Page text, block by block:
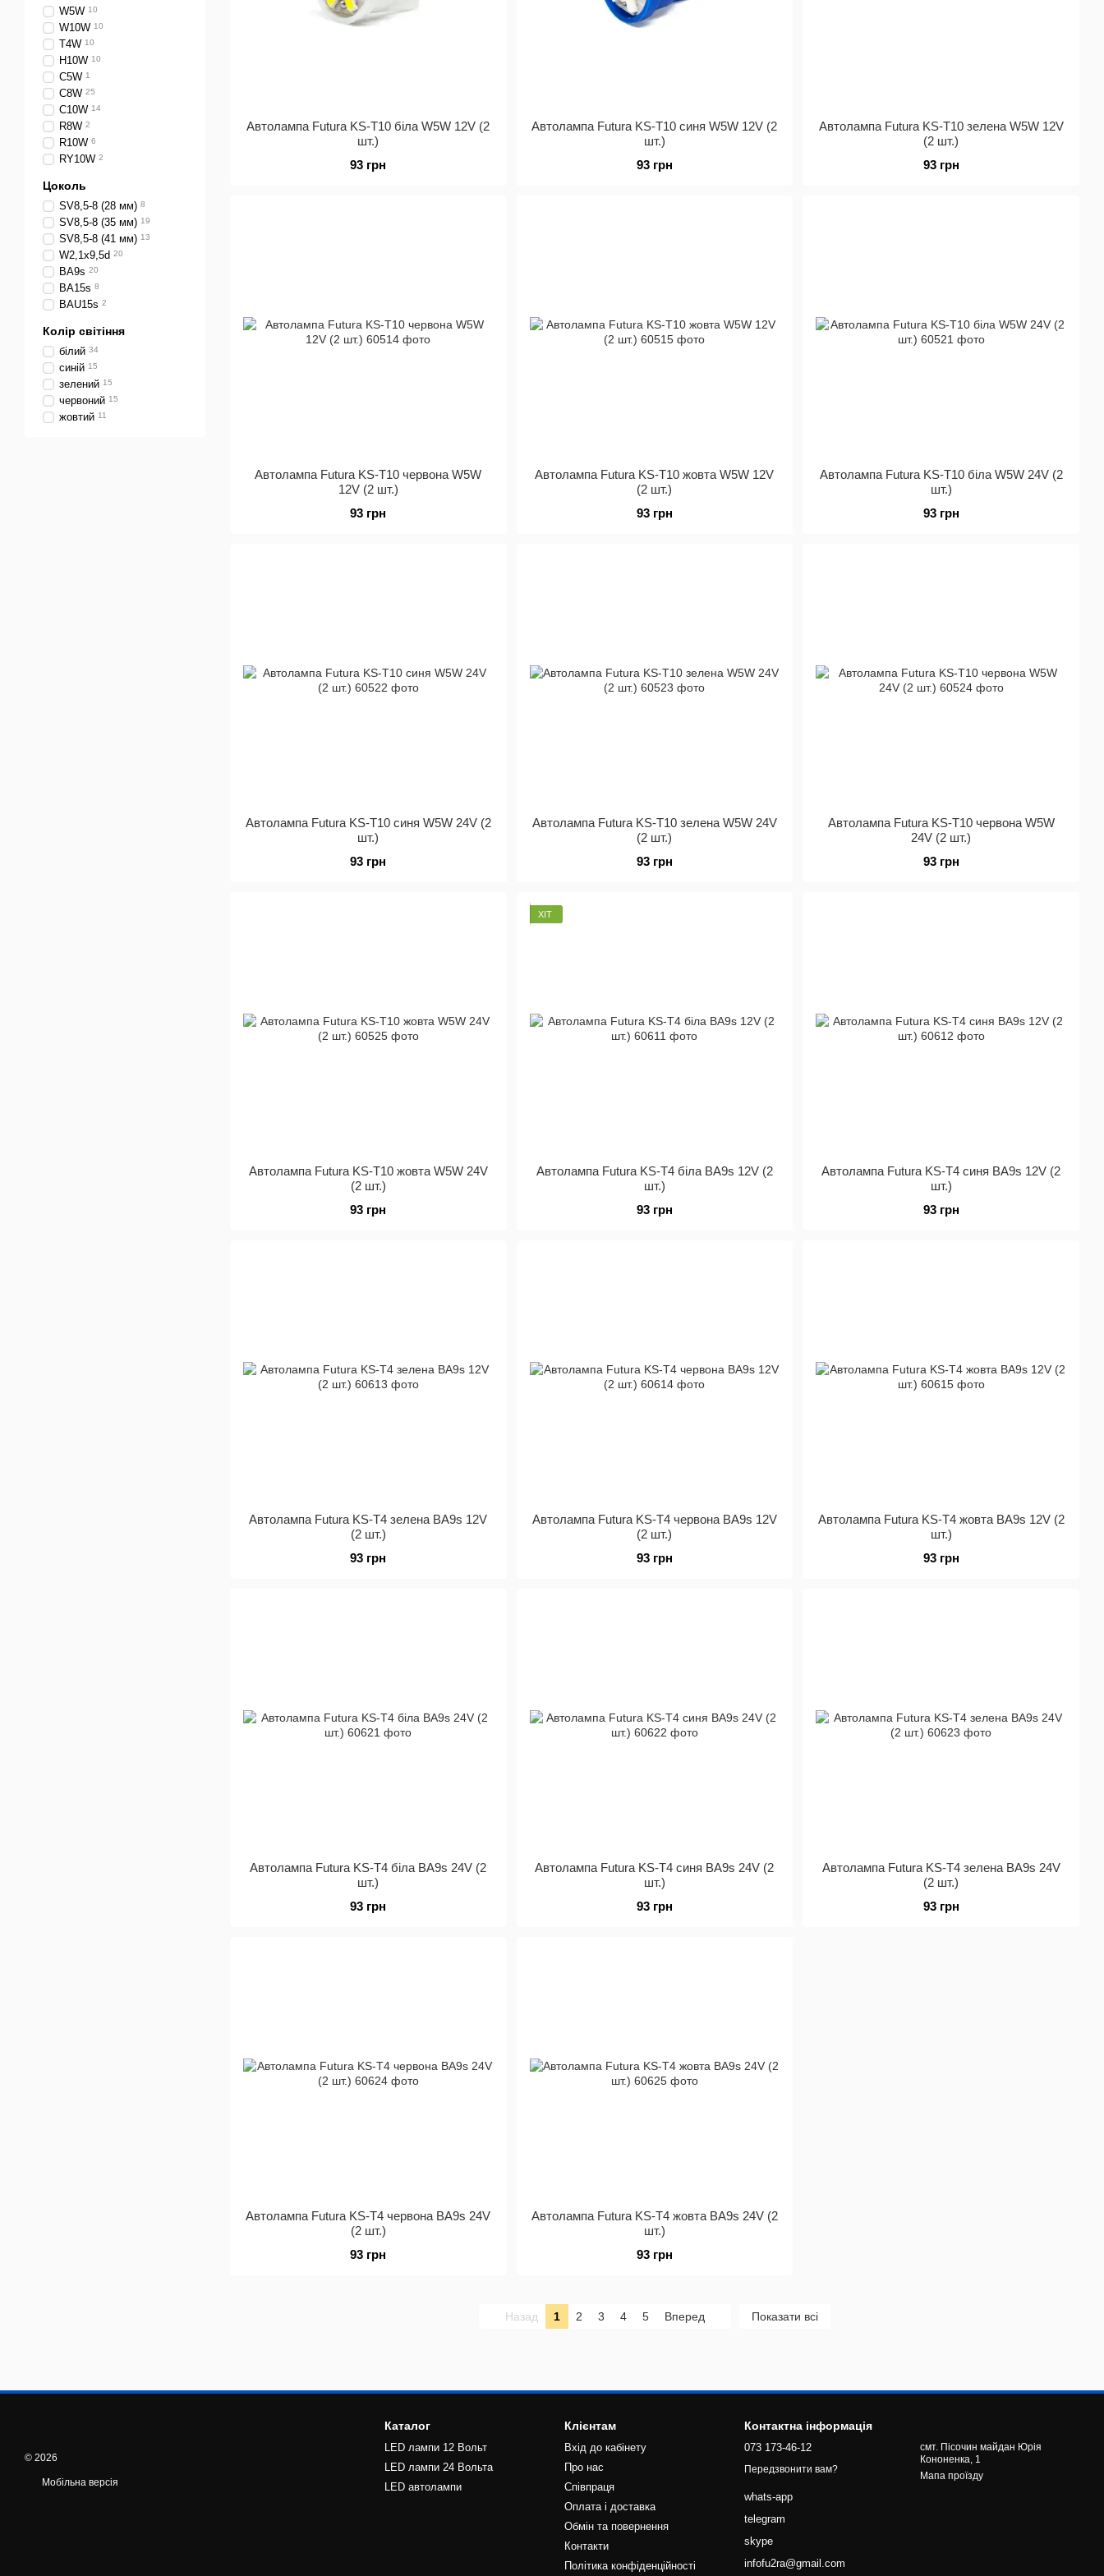
Автолампа Futura KS-Т10 біла W5W 12V (2
шт.)
93 грн
Автолампа Futura KS-Т10 синя W5W 12V (2
шт.)
93 грн
Автолампа Futura KS-Т10 зелена W5W 12V
(2 шт.)
93 грн
Автолампа Futura KS-Т10 червона W5W
12V (2 шт.)
93 грн
Автолампа Futura KS-Т10 жовта W5W 12V
(2 шт.)
93 грн
Автолампа Futura KS-Т10 біла W5W 24V (2
шт.)
93 грн
Автолампа Futura KS-Т10 синя W5W 24V (2
шт.)
93 грн
Автолампа Futura KS-Т10 зелена W5W 24V
(2 шт.)
93 грн
Автолампа Futura KS-Т10 червона W5W
24V (2 шт.)
93 грн
Автолампа Futura KS-Т10 жовта W5W 24V
(2 шт.)
93 грн
ХІТ
Автолампа Futura KS-Т4 біла BA9s 12V (2
шт.)
93 грн
Автолампа Futura KS-Т4 синя BA9s 12V (2
шт.)
93 грн
Автолампа Futura KS-Т4 зелена BA9s 12V
(2 шт.)
93 грн
Автолампа Futura KS-Т4 червона BA9s 12V
(2 шт.)
93 грн
Автолампа Futura KS-Т4 жовта BA9s 12V (2
шт.)
93 грн
Автолампа Futura KS-Т4 біла BA9s 24V (2
шт.)
93 грн
Автолампа Futura KS-Т4 синя BA9s 24V (2
шт.)
93 грн
Автолампа Futura KS-Т4 зелена BA9s 24V
(2 шт.)
93 грн
Автолампа Futura KS-Т4 червона BA9s 24V
(2 шт.)
93 грн
Автолампа Futura KS-Т4 жовта BA9s 24V (2
шт.)
93 грн
Назад 1 2 3 4 5 Вперед Показати всі
W5W 10
W10W 10
T4W 10
H10W 10
C5W 1
C8W 25
C10W 14
R8W 2
R10W 6
RY10W 2
Цоколь
SV8,5-8 (28 мм) 8
SV8,5-8 (35 мм) 19
SV8,5-8 (41 мм) 13
W2,1x9,5d 20
BA9s 20
BA15s 8
BAU15s 2
Колір світіння
білий 34
синій 15
зелений 15
червоний 15
жовтий 11
© 2026
Мобільна версія
Каталог
LED лампи 12 Вольт
LED лампи 24 Вольта
LED автолампи
Клієнтам
Вхід до кабінету
Про нас
Співпраця
Оплата і доставка
Обмін та повернення
Контакти
Політика конфіденційності
Контактна інформація
073 173-46-12
Передзвонити вам?
whats-app
telegram
skype
infofu2ra@gmail.com
смт. Пісочин майдан Юрія
Кононенка, 1
Мапа проїзду